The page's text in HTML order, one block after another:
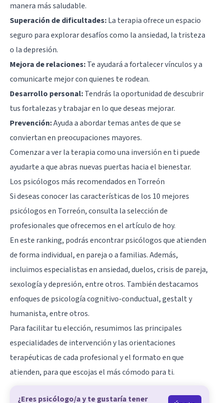
manera más saludable.
Superación de dificultades:La terapia ofrece un espacio
seguro para explorar desafíos como la ansiedad, la tristeza
o la depresión.
Mejora de relaciones:Te ayudará a fortalecer vínculos y a
comunicarte mejor con quienes te rodean.
Desarrollo personal:Tendrás la oportunidad de descubrir
tus fortalezas y trabajar en lo que deseas mejorar.
Prevención:Ayuda a abordar temas antes de que se
conviertan en preocupaciones mayores.
Comenzar a ver la terapia como una inversión en ti puede
ayudarte a que abras nuevas puertas hacia el bienestar.
Los psicólogos más recomendados en Torreón
Si deseas conocer las características de los 10 mejores
psicólogos en Torreón, consulta la selección de
profesionales que ofrecemos en el artículo de hoy.
En este ranking, podrás encontrar psicólogos que atienden
de forma individual, en pareja o a familias. Además,
incluimos especialistas en ansiedad, duelos, crisis de pareja,
sexología y depresión, entre otros. También destacamos
enfoques de psicología cognitivo-conductual, gestalt y
humanista, entre otros.
Para facilitar tu elección, resumimos las principales
especialidades de intervención y las orientaciones
terapéuticas de cada profesional y el formato en que
atienden, para que escojas el más cómodo para ti.
¿Eres psicólogo/a y te gustaría tener